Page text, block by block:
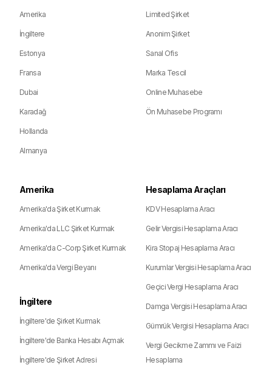
Amerika
İngiltere
Estonya
Fransa
Dubai
Karadağ
Hollanda
Almanya
Limited Şirket
Anonim Şirket
Sanal Ofis
Marka Tescil
Online Muhasebe
Ön Muhasebe Programı
Amerika
Amerika'da Şirket Kurmak
Amerika'da LLC Şirket Kurmak
Amerika'da C-Corp Şirket Kurmak
Amerika'da Vergi Beyanı
İngiltere
İngiltere'de Şirket Kurmak
İngiltere'de Banka Hesabı Açmak
İngiltere'de Şirket Adresi
Hesaplama Araçları
KDV Hesaplama Aracı
Gelir Vergisi Hesaplama Aracı
Kira Stopaj Hesaplama Aracı
Kurumlar Vergisi Hesaplama Aracı
Geçici Vergi Hesaplama Aracı
Damga Vergisi Hesaplama Aracı
Gümrük Vergisi Hesaplama Aracı
Vergi Gecikme Zammı ve Faizi
Hesaplama